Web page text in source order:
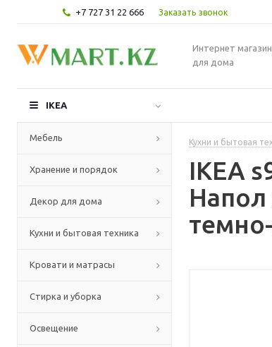
+7 727 31 22 666 Заказать звонок
Интернет
для дома
IKEA
Мебель
Хранение и порядок
Декор для дома
Кухни и бытовая техника
Кровати и матрасы
Стирка и уборка
Освещение
Кухни и бытовая
IKEA